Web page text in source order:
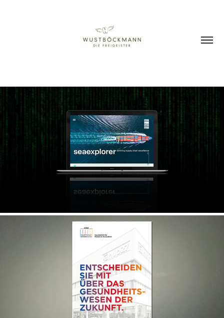
LANDINGPAGE K+N SEAEXPLORER
CORPORATE DESIGN HAUPTSTADTKONGRESS BERLIN